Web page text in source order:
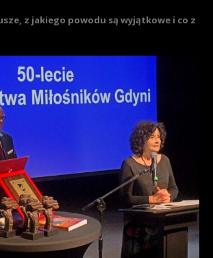
z jakiego powodu są wyjątkowe i co z